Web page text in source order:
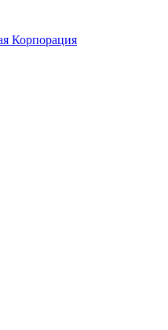
Корпорация